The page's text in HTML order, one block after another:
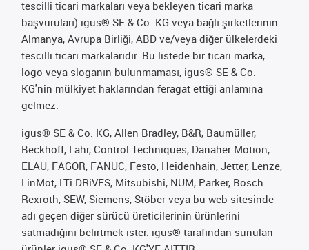
tescilli ticari markaları veya bekleyen ticari marka
başvuruları) igus® SE & Co. KG veya bağlı şirketlerinin
Almanya, Avrupa Birliği, ABD ve/veya diğer ülkelerdeki
tescilli ticari markalarıdır. Bu listede bir ticari marka,
logo veya sloganın bulunmaması, igus® SE & Co.
KG'nin mülkiyet haklarından feragat ettiği anlamına
gelmez.
igus® SE & Co. KG, Allen Bradley, B&R, Baumüller,
Beckhoff, Lahr, Control Techniques, Danaher Motion,
ELAU, FAGOR, FANUC, Festo, Heidenhain, Jetter, Lenze,
LinMot, LTi DRiVES, Mitsubishi, NUM, Parker, Bosch
Rexroth, SEW, Siemens, Stöber veya bu web sitesinde
adı geçen diğer sürücü üreticilerinin ürünlerini
satmadığını belirtmek ister. igus® tarafından sunulan